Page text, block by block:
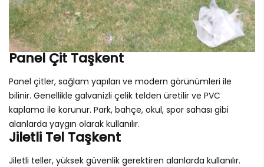
Panel Çit Taşkent
Panel çitler, sağlam yapıları ve modern görünümleri ile
bilinir. Genellikle galvanizli çelik telden üretilir ve PVC
kaplama ile korunur. Park, bahçe, okul, spor sahası gibi
alanlarda yaygın olarak kullanılır.
Jiletli Tel Taşkent
Jiletli teller, yüksek güvenlik gerektiren alanlarda kullanılır.